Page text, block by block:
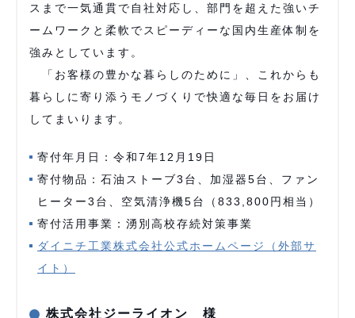
スまで一気通貫で自社対応し、部門を超えた強いチ
ームワークと柔軟でスピーディーな国内生産体制を
強みとしています。
「お客様の豊かな暮らしのために」、これからも
暮らしに寄り添うモノづくりで快適な毎日をお届け
してまいります。
寄付年月日：令和7年12月19日
寄付物品：石油ストーブ3台、加湿器5台、ファン
ヒーター3台、空気清浄機5台（833,800円相当）
寄付活用事業：湧別高校存続対策事業
ダイニチ工業株式会社公式ホームページ（外部サ
イト）
株式会社ジーライオン 様